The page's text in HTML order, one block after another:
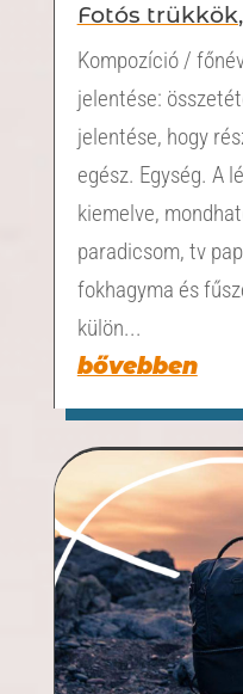
Fotós trükkök,
Kompozíció /
jelentése:
jelentése, hogy
egész. Egység. A
kiemelve,
paradicsom, tv
fokhagyma és
külön...
bővebben